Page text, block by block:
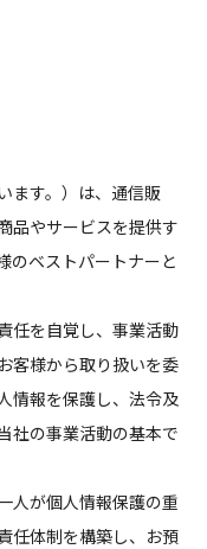
ます。）は、通信販
品やサービスを提供す
のベストパートナーと
任を自覚し、事業活動
客様から取り扱いを委
情報を保護し、法令及
社の事業活動の基本で
人が個人情報保護の重
任体制を構築し、お預